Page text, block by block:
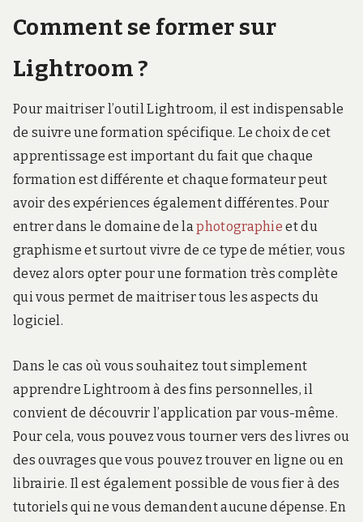
Comment se former sur
Lightroom ?
Pour maitriser l’outil Lightroom, il est indispensable
de suivre une formation spécifique. Le choix de cet
apprentissage est important du fait que chaque
formation est différente et chaque formateur peut
avoir des expériences également différentes. Pour
entrer dans le domaine de laphotographie et du
graphisme et surtout vivre de ce type de métier, vous
devez alors opter pour une formation très complète
qui vous permet de maitriser tous les aspects du
logiciel.
Dans le cas où vous souhaitez tout simplement
apprendre Lightroom à des fins personnelles, il
convient de découvrir l’application par vous-même.
Pour cela, vous pouvez vous tourner vers des livres ou
des ouvrages que vous pouvez trouver en ligne ou en
librairie. Il est également possible de vous fier à des
tutoriels qui ne vous demandent aucune dépense. En